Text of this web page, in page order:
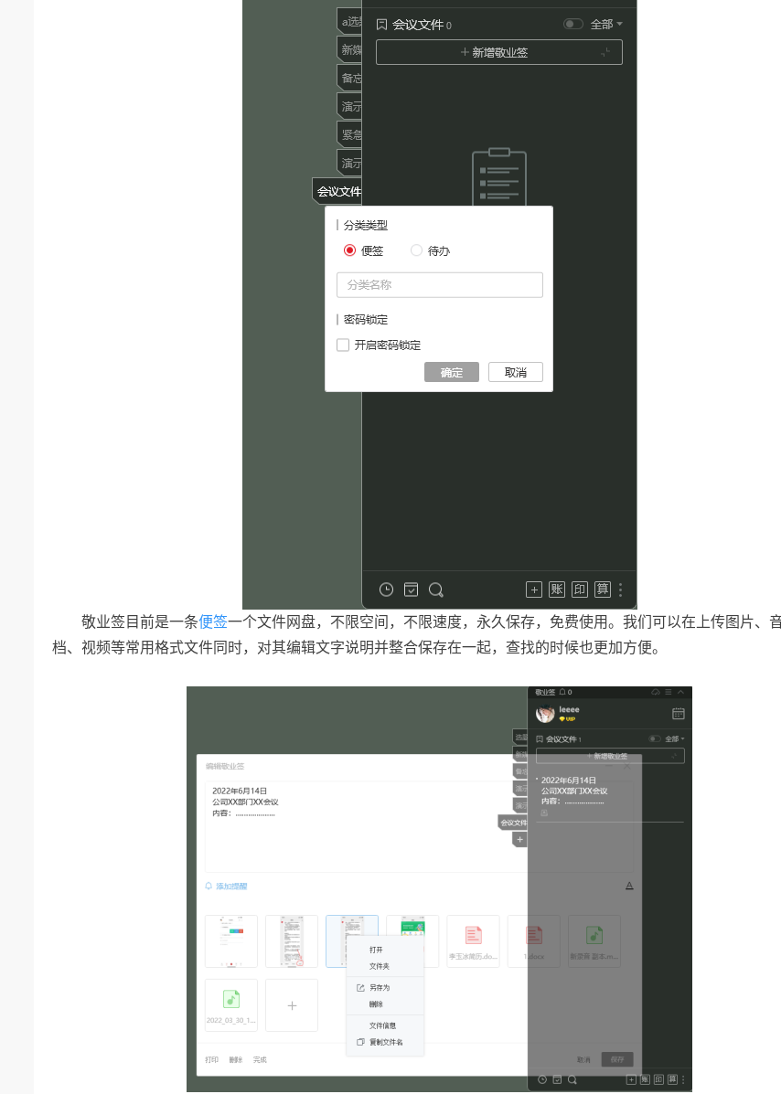
敬业签目前是一条便签一个文件网盘，不限空间，不限速度，永久保存，免费使用。我们可以在上传图片、
档、视频等常用格式文件同时，对其编辑文字说明并整合保存在一起，查找的时候也更加方便。